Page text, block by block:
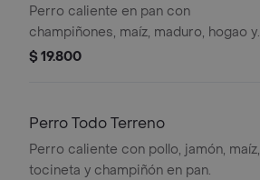
Perro caliente en pan con
champiñones, maíz, maduro, hogao y
papas fritas.
$ 19.800
Perro Todo Terreno
Perro caliente con pollo, jamón, maíz,
tocineta y champiñón en pan.